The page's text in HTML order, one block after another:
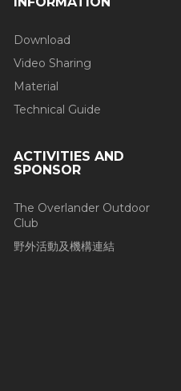
Download
Video Sharing
Material
Technical Guide
ACTIVITIES AND
SPONSOR
The Overlander Outdoor
Club
野外活動及機構連結